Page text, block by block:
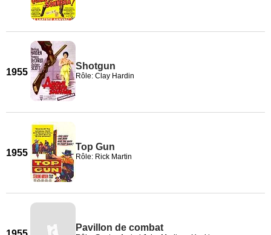
1955
Shotgun
Rôle: Clay Hardin
1955
Top Gun
Rôle: Rick Martin
Pavillon de combat